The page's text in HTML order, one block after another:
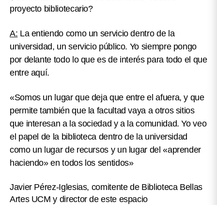
proyecto bibliotecario?
A: La entiendo como un servicio dentro de la
universidad, un servicio público. Yo siempre pongo
por delante todo lo que es de interés para todo el que
entre aquí.
«Somos un lugar que deja que entre el afuera, y que
permite también que la facultad vaya a otros sitios
que interesan a la sociedad y a la comunidad. Yo veo
el papel de la biblioteca dentro de la universidad
como un lugar de recursos y un lugar del «aprender
haciendo» en todos los sentidos»
Javier Pérez-Iglesias, comitente de Biblioteca Bellas
Artes UCM y director de este espacio